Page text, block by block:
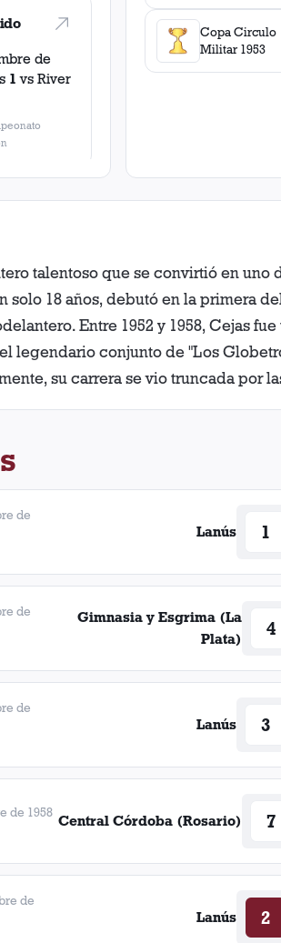
de
1 vs River
Copa Circulo
Militar 1953
talentoso que se convirtió en
solo 18 años, debutó en la primera
Entre 1952 y 1958, Cejas
legendario conjunto de "Los
su carrera se vio truncada por
de
Lanús 1
de
Gimnasia y Esgrima (La
Plata)
4
de
Lanús 3
de 1958 Central Córdoba (Rosario) 7
de
Lanús 2